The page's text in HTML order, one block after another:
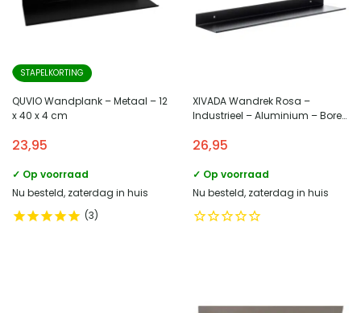
STAPELKORTING
QUVIO Wandplank – Metaal – 12
x 40 x 4 cm
23,95
✓ Op voorraad
Nu besteld, zaterdag in huis
3
XIVADA Wandrek Rosa –
Industrieel – Aluminium – Boren
26,95
✓ Op voorraad
Nu besteld, zaterdag in huis